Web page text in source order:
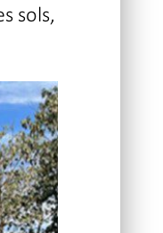
sols,